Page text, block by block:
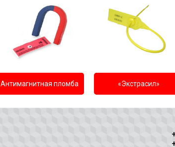
Антимагнитная пломба «Экстрасил»